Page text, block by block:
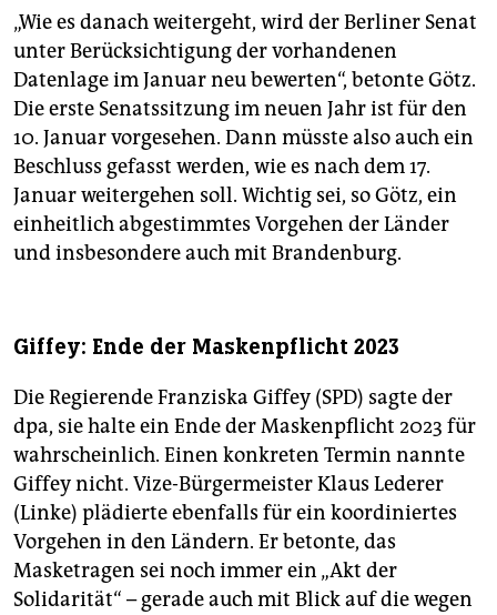
„Wie es danach weitergeht, wird der Berliner Senat
unter Berücksichtigung der vorhandenen
Datenlage im Januar neu bewerten“, betonte Götz.
Die erste Senatssitzung im neuen Jahr ist für den
10. Januar vorgesehen. Dann müsste also auch ein
Beschluss gefasst werden, wie es nach dem 17.
Januar weitergehen soll. Wichtig sei, so Götz, ein
einheitlich abgestimmtes Vorgehen der Länder
und insbesondere auch mit Brandenburg.
Giffey: Ende der Maskenpflicht 2023
Die Regierende Franziska Giffey (SPD) sagte der
dpa, sie halte ein Ende der Maskenpflicht 2023 für
wahrscheinlich. Einen konkreten Termin nannte
Giffey nicht. Vize-Bürgermeister Klaus Lederer
(Linke) plädierte ebenfalls für ein koordiniertes
Vorgehen in den Ländern. Er betonte, das
Masketragen sei noch immer ein „Akt der
Solidarität“ – gerade auch mit Blick auf die wegen